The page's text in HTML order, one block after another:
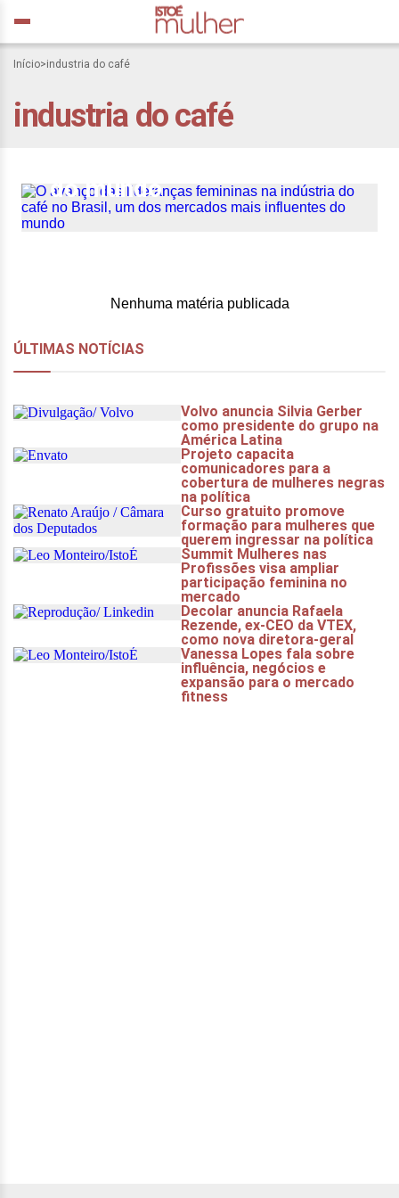
Início>industria do café
industria do café
O avanço das lideranças
femininas na indústria do
café no Brasil, um dos
do mundo
Nenhuma matéria publicada